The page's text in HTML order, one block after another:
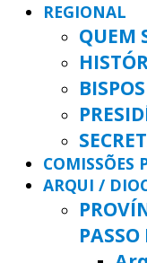
REGIONAL
QUEM
BISPOS
COMISSÕES
ARQUI /